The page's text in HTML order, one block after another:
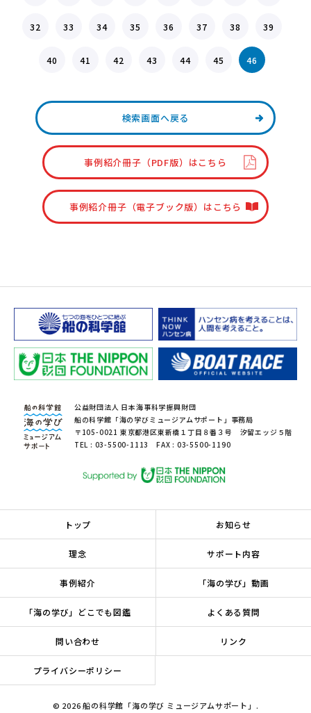
32 33 34 35 36 37 38 39
40 41 42 43 44 45 46
検索画面へ戻る
事例紹介冊子（PDF版）はこちら
事例紹介冊子（電子ブック版）はこちら
公益財団法人 日本海事科学振興財団
船の科学館「海の学びミュージアムサポート」事務局
〒105-0021 東京都港区東新橋１丁目８番３号 汐留エッジ５階
TEL : 03-5500-1113 FAX : 03-5500-1190
トップ お知らせ
理念 サポート内容
事例紹介 「海の学び」動画
「海の学び」どこでも図鑑 よくある質問
問い合わせ リンク
プライバシーポリシー
© 2026 船の科学館「海の学び ミュージアムサポート」.